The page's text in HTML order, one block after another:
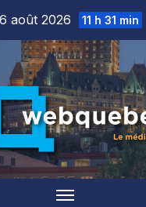
6 août 2026 11 h 31 min